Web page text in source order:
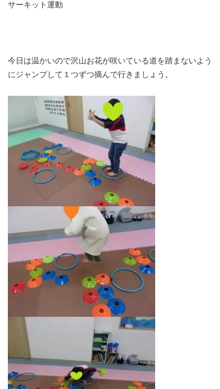
サーキット運動
今日は温かいので沢山お花が咲いている道を踏まないよう
にジャンプして１つずつ摘んで行きましょう。